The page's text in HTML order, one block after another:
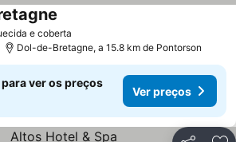
e coberta
Dol-de-Bretagne, a 15.8 km de Pontorson
ver os preços
Ver preços